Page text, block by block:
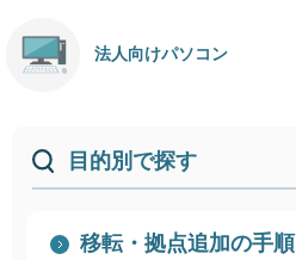
法人向けパソコン
目的別で探す
移転・拠点追加の手順